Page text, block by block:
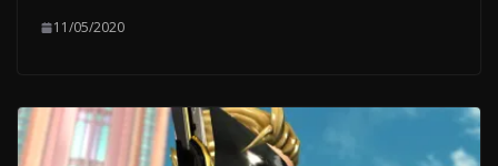
11/05/2020